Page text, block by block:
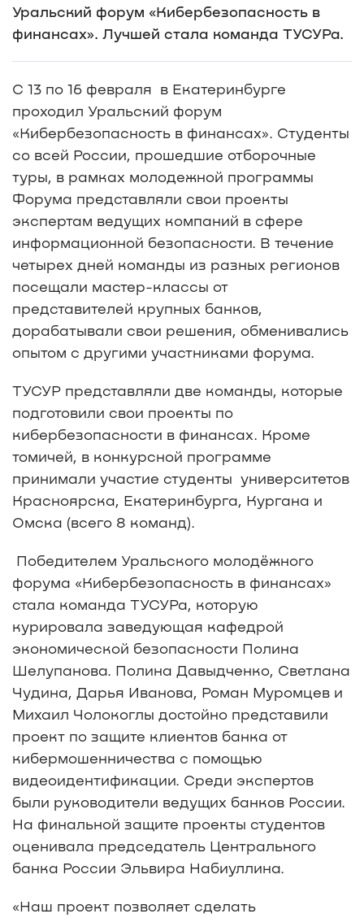
Уральский форум «Кибербезопасность в
финансах». Лучшей стала команда ТУСУРа.
С 13 по 16 февраля в Екатеринбурге
проходил Уральский форум
«Кибербезопасность в финансах». Студенты
со всей России, прошедшие отборочные
туры, в рамках молодежной программы
Форума представляли свои проекты
экспертам ведущих компаний в сфере
информационной безопасности. В течение
четырех дней команды из разных регионов
посещали мастер-классы от
представителей крупных банков,
дорабатывали свои решения, обменивались
опытом с другими участниками форума.
ТУСУР представляли две команды, которые
подготовили свои проекты по
кибербезопасности в финансах. Кроме
томичей, в конкурсной программе
принимали участие студенты университетов
Красноярска, Екатеринбурга, Кургана и
Омска (всего 8 команд).
Победителем Уральского молодёжного
форума «Кибербезопасность в финансах»
стала команда ТУСУРа, которую
курировала заведующая кафедрой
экономической безопасности Полина
Шелупанова. Полина Давыдченко, Светлана
Чудина, Дарья Иванова, Роман Муромцев и
Михаил Чолокоглы достойно представили
проект по защите клиентов банка от
кибермошенничества с помощью
видеоидентификации. Среди экспертов
были руководители ведущих банков России.
На финальной защите проекты студентов
оценивала председатель Центрального
банка России Эльвира Набиуллина.
«Наш проект позволяет сделать